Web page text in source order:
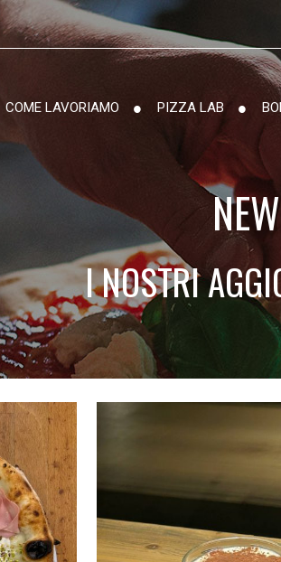
COME LAVORIAMO PIZZA LAB
I NOSTRI